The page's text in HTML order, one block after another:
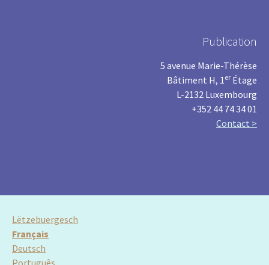
Publication
5 avenue Marie-Thérèse
Bâtiment H, 1 er Étage
L-2132 Luxembourg
+352 44 74 34 01
Contact >
Lëtzebuergesch
Français
Deutsch
Português